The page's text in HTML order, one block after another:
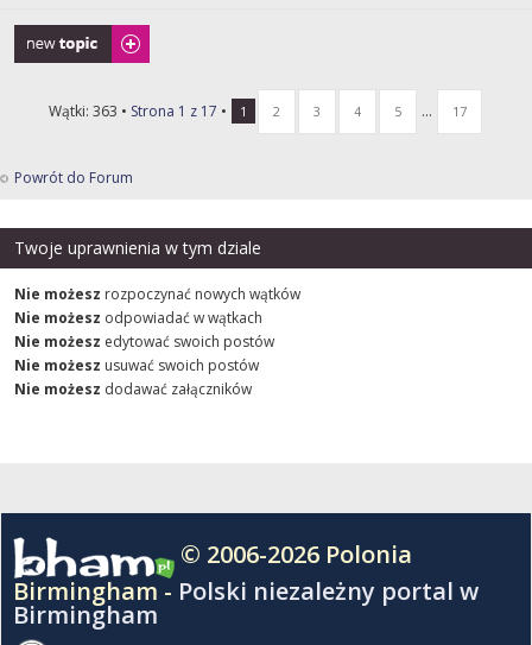
Napisz wątek
Wątki: 363 • Strona 1 z 17 • 1 2 3 4 5 ... 17
Powrót do Forum
Twoje uprawnienia w tym dziale
Nie możesz rozpoczynać nowych wątków
Nie możesz odpowiadać w wątkach
Nie możesz edytować swoich postów
Nie możesz usuwać swoich postów
Nie możesz dodawać załączników
© 2006-2026 Polonia
Birmingham - Polski niezależny portal w
Birmingham